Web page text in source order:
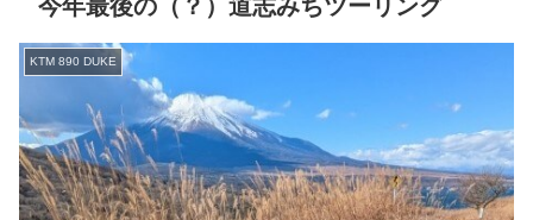
今年最後の（？）道志みちツーリング
KTM 890 DUKE